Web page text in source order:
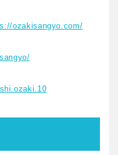
ozakisangyo.com/